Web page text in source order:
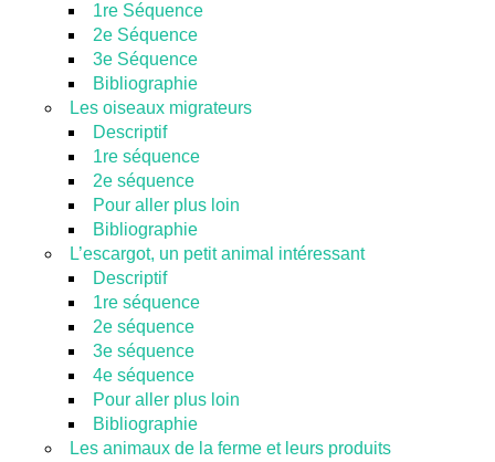
1re Séquence
2e Séquence
3e Séquence
Bibliographie
Les oiseaux migrateurs
Descriptif
1re séquence
2e séquence
Pour aller plus loin
Bibliographie
L’escargot, un petit animal intéressant
Descriptif
1re séquence
2e séquence
3e séquence
4e séquence
Pour aller plus loin
Bibliographie
Les animaux de la ferme et leurs produits